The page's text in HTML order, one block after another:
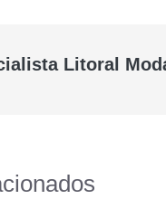
Litoral